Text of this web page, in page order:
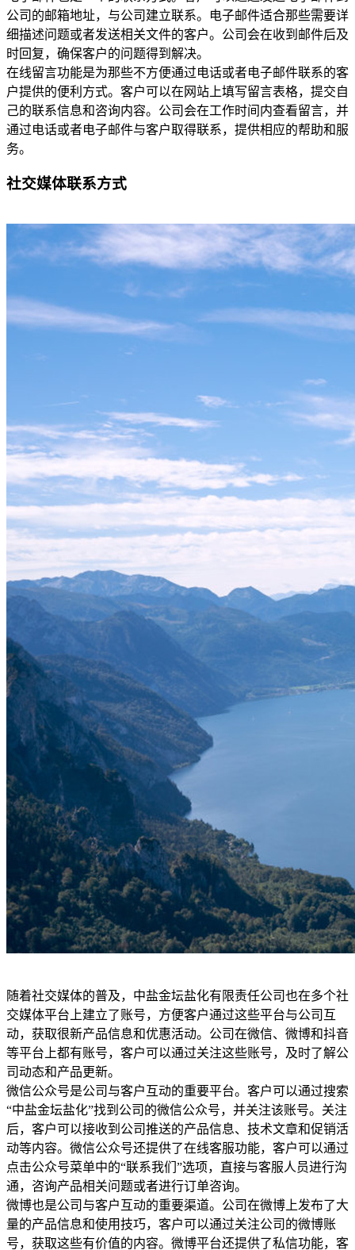
公司的邮箱地址，与公司建立联系。电子邮件适合那些需要详
细描述问题或者发送相关文件的客户。公司会在收到邮件后及
时回复，确保客户的问题得到解决。
在线留言功能是为那些不方便通过电话或者电子邮件联系的客
户提供的便利方式。客户可以在网站上填写留言表格，提交自
己的联系信息和咨询内容。公司会在工作时间内查看留言，并
通过电话或者电子邮件与客户取得联系，提供相应的帮助和服
务。
社交媒体联系方式
随着社交媒体的普及，中盐金坛盐化有限责任公司也在多个社
交媒体平台上建立了账号，方便客户通过这些平台与公司互
动，获取很新产品信息和优惠活动。公司在微信、微博和抖音
等平台上都有账号，客户可以通过关注这些账号，及时了解公
司动态和产品更新。
微信公众号是公司与客户互动的重要平台。客户可以通过搜索
“中盐金坛盐化”找到公司的微信公众号，并关注该账号。关注
后，客户可以接收到公司推送的产品信息、技术文章和促销活
动等内容。微信公众号还提供了在线客服功能，客户可以通过
点击公众号菜单中的“联系我们”选项，直接与客服人员进行沟
通，咨询产品相关问题或者进行订单咨询。
微博也是公司与客户互动的重要渠道。公司在微博上发布了大
量的产品信息和使用技巧，客户可以通过关注公司的微博账
号，获取这些有价值的内容。微博平台还提供了私信功能，客